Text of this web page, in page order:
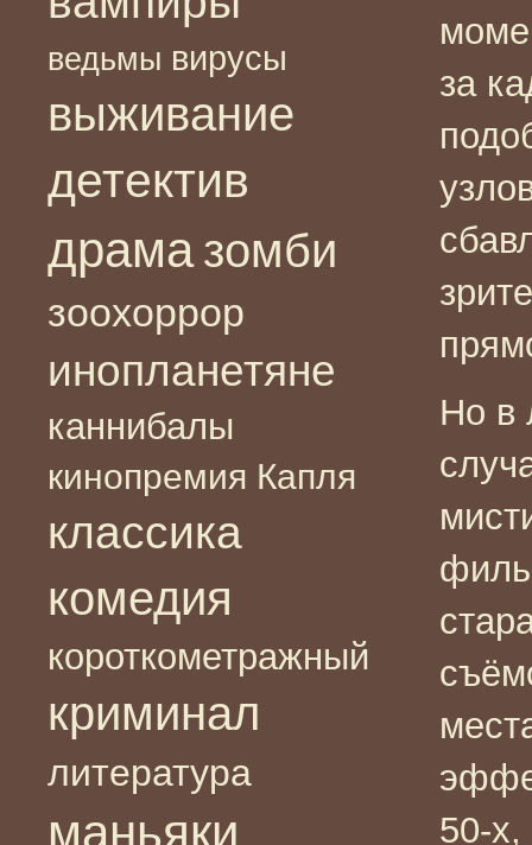
ведьмы вирусы
выживание
детектив
драма зомби
зоохоррор
инопланетяне
каннибалы
кинопремия Капля
классика
комедия
короткометражный
криминал
литература
маньяки
за
Но в
50-х,